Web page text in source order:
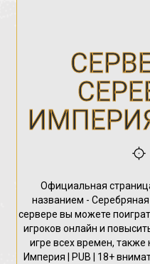
Официальная
названием -
сервере вы можете
игроков онлайн и
игре всех времен,
Империя | PUB | 18+